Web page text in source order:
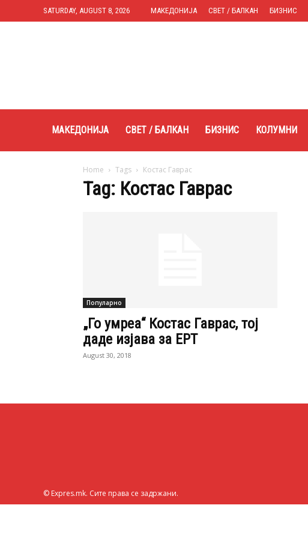
SATURDAY, AUGUST 8, 2026 МАКЕДОНИЈА СВЕТ / БАЛКАН БИЗНИС
МАКЕДОНИЈА СВЕТ / БАЛКАН БИЗНИС КОЛУМНИ
Home Tags Костас Гаврас
Tag: Костас Гаврас
Популарно
„Го умреа“ Костас Гаврас, тој
даде изјава за ЕРТ
August 30, 2018
© Expres.mk. Сите права се задржани.